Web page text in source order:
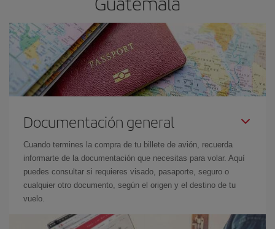
Documentación general
Cuando termines la compra de tu billete de avión, recuerda
informarte de la documentación que necesitas para volar. Aquí
puedes consultar si requieres visado, pasaporte, seguro o
cualquier otro documento, según el origen y el destino de tu
vuelo.